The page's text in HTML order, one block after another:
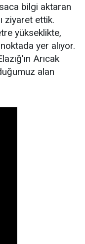
bilgi aktaran
ziyaret ettik.
yükseklikte,
yer alıyor.
Arıcak
alan